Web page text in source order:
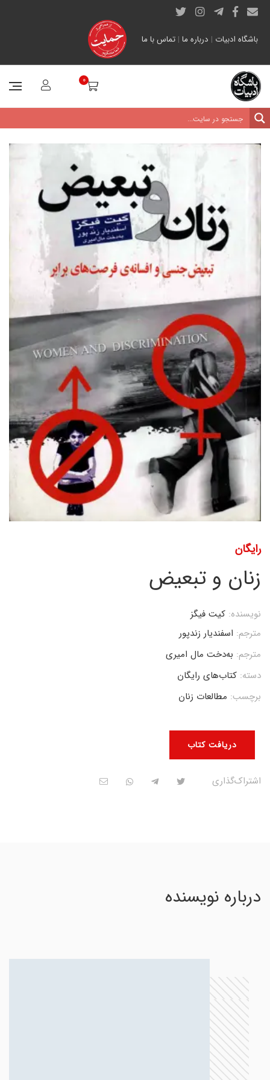
باشگاه ادبیات | درباره ما | تماس با ما
0
رایگان
زنان و تبعیض
دریافت کتاب
نویسنده: کیت فیگز
مترجم: اسفندیار زندپور
مترجم: به‌دخت مال امیری
دسته: کتاب‌های رایگان
برچسب: مطالعات زنان
اشتراک‌گذاری
درباره نویسنده